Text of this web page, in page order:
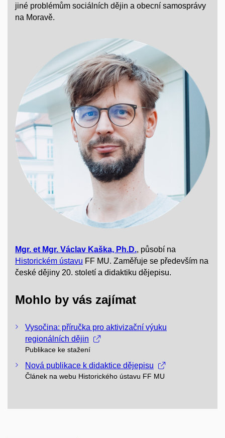
jiné problémům sociálních dějin a obecní samosprávy
na Moravě.
Mgr. et Mgr. Václav Kaška, Ph.D., působí na
Historickém ústavu FF MU. Zaměřuje se především na
české dějiny 20. století a didaktiku dějepisu.
Mohlo by vás zajímat
Vysočina: příručka pro aktivizační výuku
regionálních dějin
Publikace ke stažení
Nová publikace k didaktice dějepisu
Článek na webu Historického ústavu FF MU